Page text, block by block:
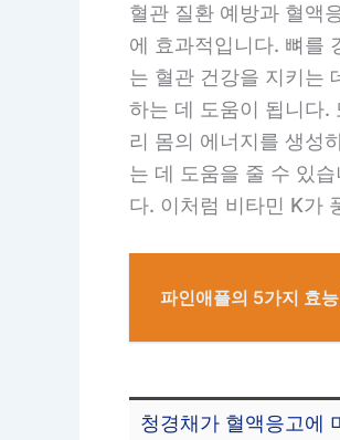
혈관 질환 예방과 혈액
에 효과적입니다. 뼈를
는 혈관 건강을 지키는
하는 데 도움이 됩니다.
리 몸의 에너지를 생성
는 데 도움을 줄 수 있
다. 이처럼 비타민 K가
파인애플의 5가지 효
청경채가 혈액응고에